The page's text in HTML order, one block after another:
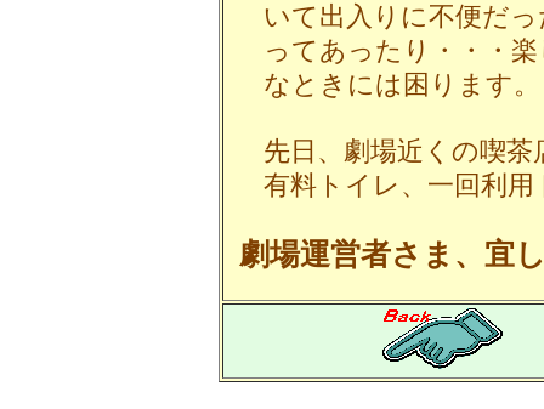
いて出入りに不便だ
ってあったり・・・
なときには困ります。
先日、劇場近くの喫
有料トイレ、一回利
劇場運営者さま、宜